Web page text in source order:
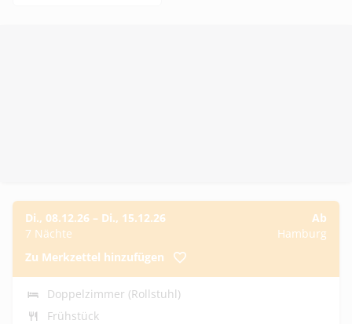
Di., 08.12.26 – Di., 15.12.26
7 Nächte
Ab
Hamburg
Zu Merkzettel hinzufügen
Doppelzimmer (Rollstuhl)
Frühstück